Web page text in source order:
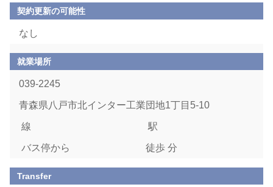
契約更新の可能性
なし
就業場所
039-2245
青森県八戸市北インター工業団地1丁目5-10
線 駅
バス停から 徒歩 分
Transfer